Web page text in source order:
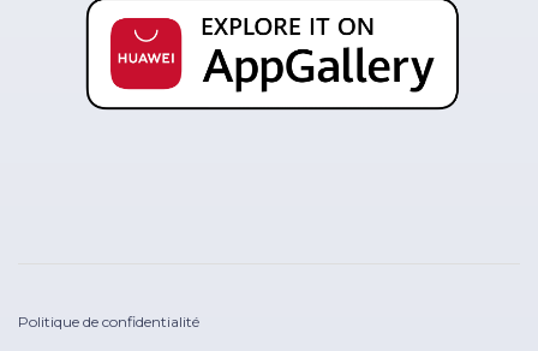
Politique de confidentialité